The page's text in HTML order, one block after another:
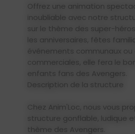
Offrez une animation
inoubliable avec notre
sur le thème des super-
les anniversaires, fêtes
événements communaux
commerciales, elle fera le
enfants fans des Avengers.
Description de la structure
Chez Anim'Loc, nous vous
structure gonflable, ludique
thème des Avengers.